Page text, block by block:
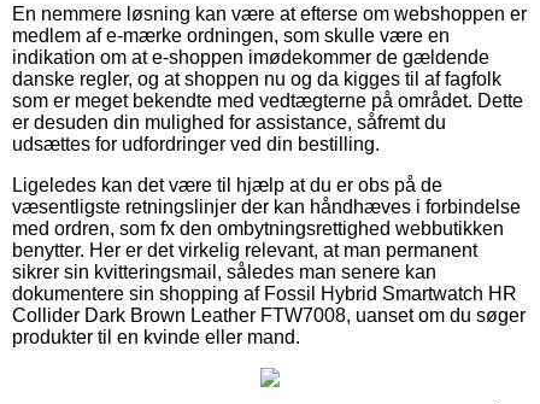
En nemmere løsning kan være at efterse om webshoppen er
medlem af e-mærke ordningen, som skulle være en
indikation om at e-shoppen imødekommer de gældende
danske regler, og at shoppen nu og da kigges til af fagfolk
som er meget bekendte med vedtægterne på området. Dette
er desuden din mulighed for assistance, såfremt du
udsættes for udfordringer ved din bestilling.
Ligeledes kan det være til hjælp at du er obs på de
væsentligste retningslinjer der kan håndhæves i forbindelse
med ordren, som fx den ombytningsrettighed webbutikken
benytter. Her er det virkelig relevant, at man permanent
sikrer sin kvitteringsmail, således man senere kan
dokumentere sin shopping af Fossil Hybrid Smartwatch HR
Collider Dark Brown Leather FTW7008, uanset om du søger
produkter til en kvinde eller mand.